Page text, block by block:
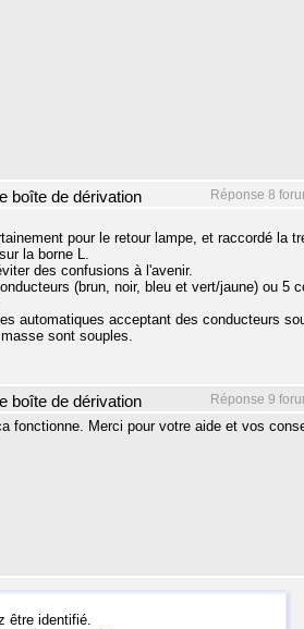
Réponse 8
boîte de dérivation
pour le retour lampe, et raccordé la
la borne L.
des confusions à l'avenir.
(brun, noir, bleu et vert/jaune) ou 5
automatiques acceptant des conducteurs
sont souples.
Réponse 9
boîte de dérivation
fonctionne. Merci pour votre aide et vos
être identifié.